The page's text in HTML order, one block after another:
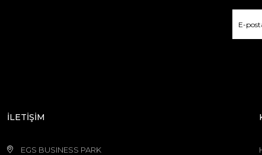
İLETİŞİM
EGS BUSINESS PARK